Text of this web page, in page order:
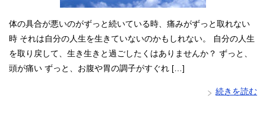
体の具合が悪いのがずっと続いている時、痛みがずっと取れない
時 それは自分の人生を生きていないのかもしれない。 自分の人生
を取り戻して、生き生きと過ごしたくはありませんか？ ずっと、
頭が痛い ずっと、お腹や胃の調子がすぐれ […]
続きを読む